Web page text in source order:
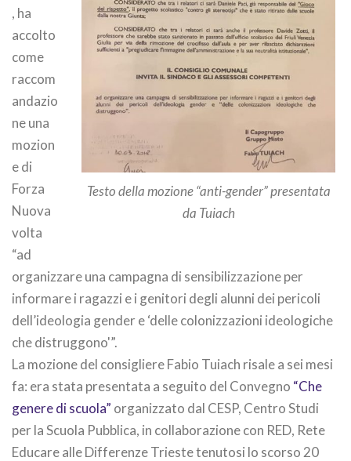
Testo della mozione “anti-gender” presentata
da Tuiach
, ha
accolto
come
raccom
andazio
ne una
mozion
e di
Forza
Nuova
volta
“ad
organizzare una campagna di sensibilizzazione per
informare i ragazzi e i genitori degli alunni dei pericoli
dell’ideologia gender e ‘delle colonizzazioni ideologiche
che distruggono'”.
La mozione del consigliere Fabio Tuiach risale a sei mesi
fa: era stata presentata a seguito del Convegno “Che
genere di scuola” organizzato dal CESP, Centro Studi
per la Scuola Pubblica, in collaborazione con RED, Rete
Educare alle Differenze Trieste tenutosi lo scorso 20